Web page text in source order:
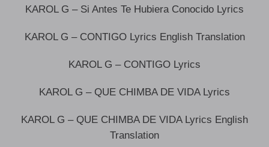
KAROL G – Si Antes Te Hubiera Conocido Lyrics
KAROL G – CONTIGO Lyrics English Translation
KAROL G – CONTIGO Lyrics
KAROL G – QUE CHIMBA DE VIDA Lyrics
KAROL G – QUE CHIMBA DE VIDA Lyrics English
Translation